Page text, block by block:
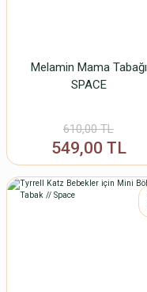
Melamin Mama Tabağı
SPACE
610,00 TL
549,00 TL